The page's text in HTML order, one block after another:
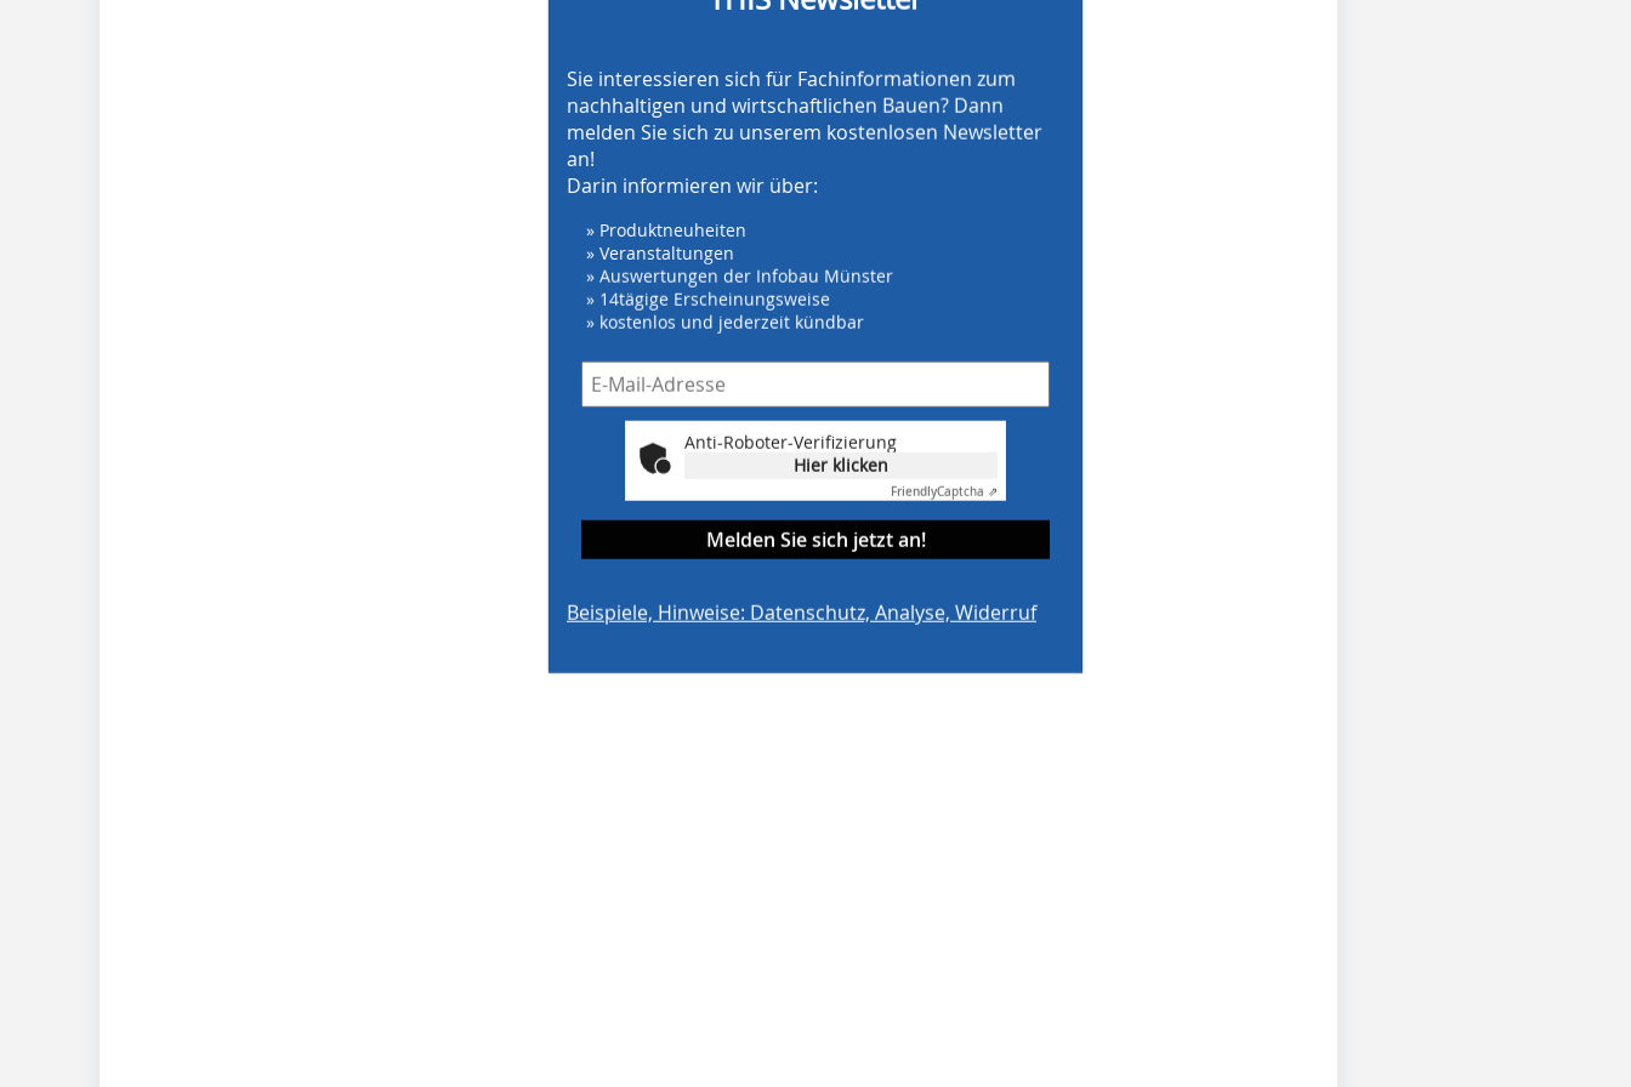
nachhaltigen und wirtschaftlichen Bauen? Dann
melden Sie sich zu unserem kostenlosen Newsletter
an!
Darin informieren wir über:
» Veranstaltungen
» Auswertungen der Infobau Münster
» 14tägige Erscheinungsweise
» kostenlos und jederzeit kündbar
Anti-Roboter-Verifizierung
Hier klicken
Melden Sie sich jetzt an!